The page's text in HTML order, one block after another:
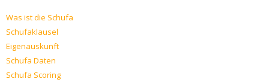
Was ist die Schufa
Schufaklausel
Eigenauskunft
Schufa Daten
Schufa Scoring